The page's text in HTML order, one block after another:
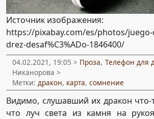
Источник изображения:
https://pixabay.com/es/photos/juego-
drez-desaf%C3%ADo-1846400/
04.02.2021, 19:05 > Проза, Телефон для
Никанорова >
Метки: дракон, карта, сомнение
Видимо, слушавший их дракон
что луч света из камня на